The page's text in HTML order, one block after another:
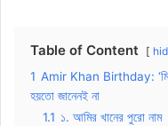
Table of Content
1 Amir Khan Birthday:
হয়তো জানেনই না
1.1 ১. আমির খানের পুরো নাম